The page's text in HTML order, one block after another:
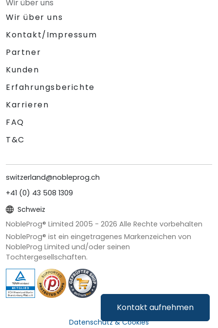
Kontakt aufnehmen
Wir über uns
Wir über uns
Kontakt/Impressum
Partner
Kunden
Erfahrungsberichte
Karrieren
FAQ
T&C
switzerland@nobleprog.ch
+41 (0) 43 508 1309
Schweiz
NobleProg® Limited 2005 - 2026 Alle Rechte vorbehalten
NobleProg® ist ein eingetragenes Markenzeichen von
NobleProg Limited und/oder seinen
Tochtergesellschaften.
Datenschutz & Cookies